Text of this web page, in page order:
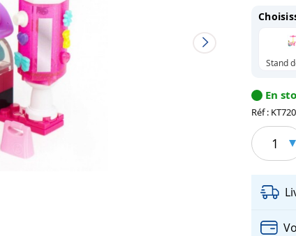
Stand
En
Réf :
1